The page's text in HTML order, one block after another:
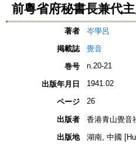
前粵省府秘書長兼代
著者
岑學呂
掲載誌
覺音
巻号
n.20-21
出版年月日 1941.02
ページ 26
出版者
香港青山覺音
出版地
湖南, 中國